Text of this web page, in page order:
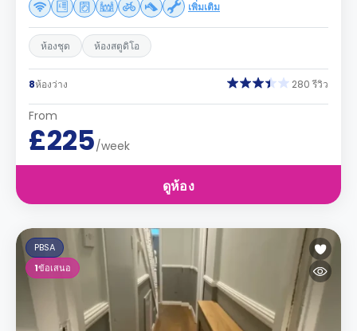
เพิ่มเติม
ห้องชุด ห้องสตูดิโอ
8ห้องว่าง 280 รีวิว
From
£225/week
ดูห้อง
PBSA
1ข้อเสนอ